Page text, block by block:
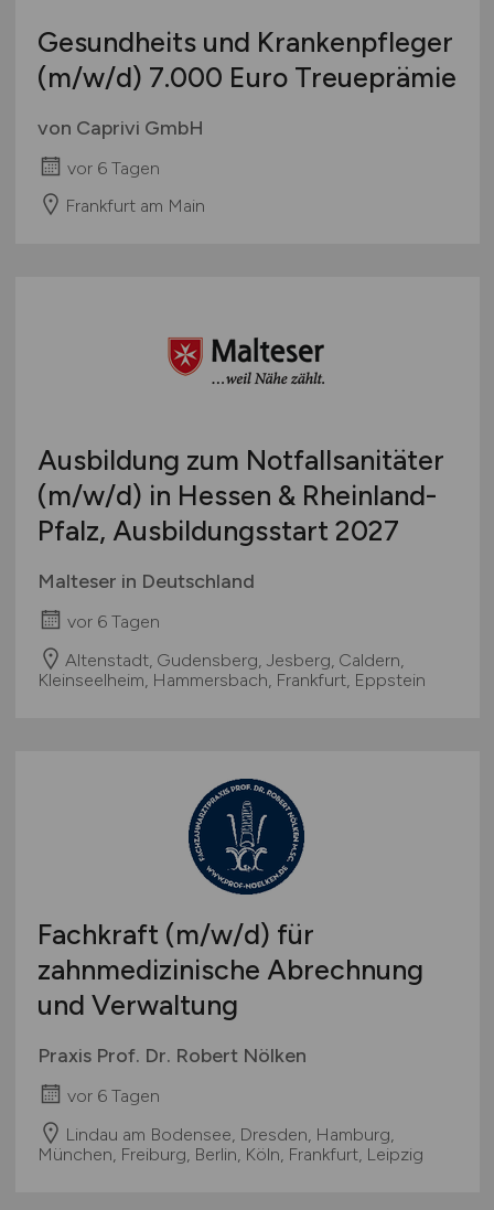
Gesundheits und Krankenpfleger
(m/w/d) 7.000 Euro Treueprämie
von Caprivi GmbH
vor 6 Tagen
Frankfurt am Main
Ausbildung zum Notfallsanitäter
(m/w/d) in Hessen & Rheinland-
Pfalz, Ausbildungsstart 2027
Malteser in Deutschland
vor 6 Tagen
Altenstadt, Gudensberg, Jesberg, Caldern,
Kleinseelheim, Hammersbach, Frankfurt, Eppstein
Fachkraft (m/w/d) für
zahnmedizinische Abrechnung
und Verwaltung
Praxis Prof. Dr. Robert Nölken
vor 6 Tagen
Lindau am Bodensee, Dresden, Hamburg,
München, Freiburg, Berlin, Köln, Frankfurt, Leipzig